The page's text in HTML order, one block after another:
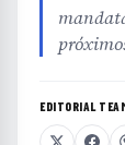
EDITORIAL